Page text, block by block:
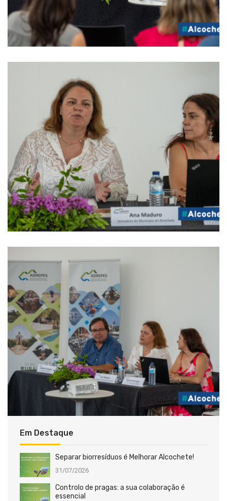
Em Destaque
Separar biorresíduos é Melhorar Alcochete!
31/07/2026
Controlo de pragas: a sua colaboração é
essencial